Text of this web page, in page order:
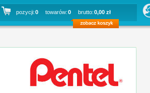
pozycji:0 towarów:0 brutto:0,00 zł